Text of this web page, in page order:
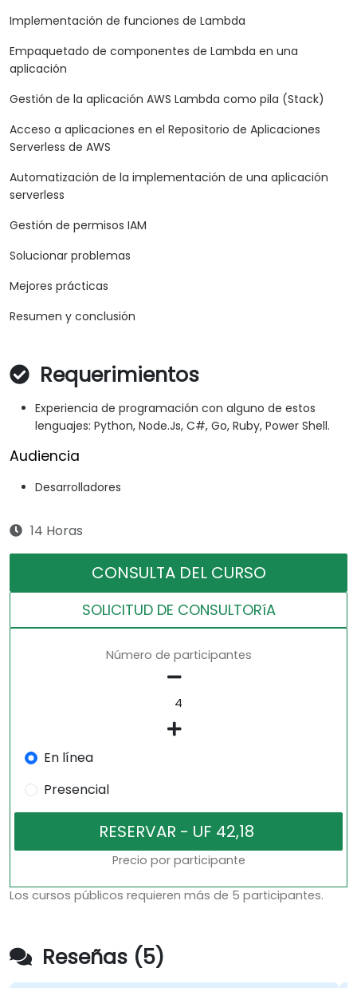
Implementación de funciones de Lambda
Empaquetado de componentes de Lambda en una
aplicación
Gestión de la aplicación AWS Lambda como pila (Stack)
Acceso a aplicaciones en el Repositorio de Aplicaciones
Serverless de AWS
Automatización de la implementación de una aplicación
serverless
Gestión de permisos IAM
Solucionar problemas
Mejores prácticas
Resumen y conclusión
Requerimientos
Experiencia de programación con alguno de estos
lenguajes: Python, Node.Js, C#, Go, Ruby, Power Shell.
Audiencia
Desarrolladores
14 Horas
CONSULTA DEL CURSO
SOLICITUD DE CONSULTORíA
Número de participantes
En línea
Presencial
Precio por participante
Los cursos públicos requieren más de 5 participantes.
Reseñas (5)